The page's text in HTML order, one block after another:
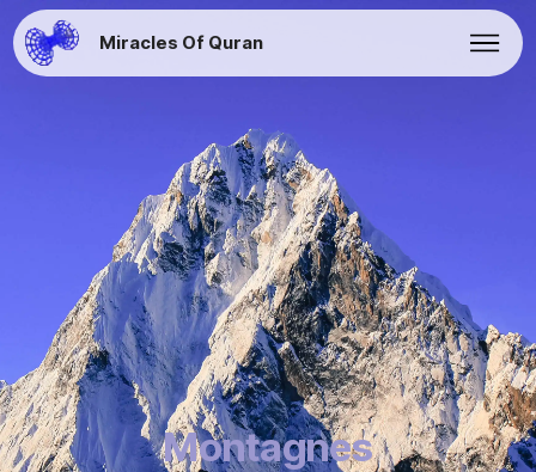
Miracles Of Quran
Montagnes